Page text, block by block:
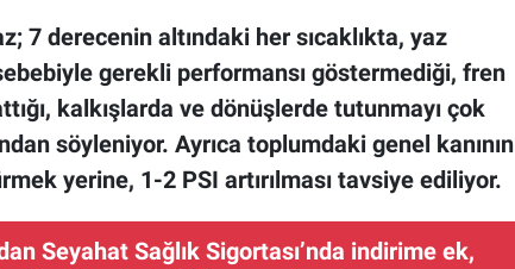
derecenin altındaki her sıcaklıkta, yaz
gerekli performansı göstermediği, fren
kalkışlarda ve dönüşlerde tutunmayı çok
söyleniyor. Ayrıca toplumdaki genel kanının
yerine, 1-2 PSI artırılması tavsiye ediliyor.
Seyahat Sağlık Sigortası’nda indirime ek,